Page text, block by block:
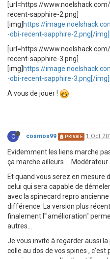
[url=https://
recent-sapphire-2.png]
[img] https://
-obi-recent-sapphire-2.png[/
[url=https://
recent-sapphire-3.png]
[img] https://
-obi-recent-sapphire-3.png[/
A vous de jouer !
C cosmos99 PRIVATE 1 Oct
Evidemment les liens marche
ça marche ailleurs.... Modérateur
Et quand vous serez en mesure
celui qui sera capable de
avec la spinecard repro
différence. La version plus
finalement l'"amélioration"
autres...
Je vous invite à regarder aussi
colle au dos de vos spines ,